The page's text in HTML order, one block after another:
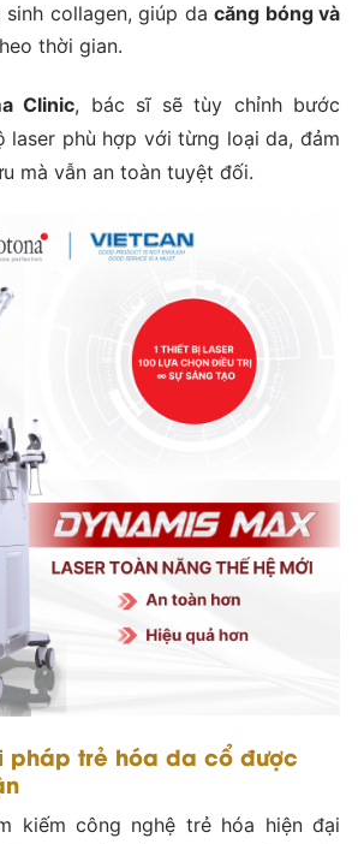
sinh collagen, giúp dacăng bóng và
thời gian.
Clinic, bác sĩ sẽ tùy chỉnh bước
laser phù hợp với từng loại da, đảm
mà vẫn an toàn tuyệt đối.
pháp trẻ hóa da cổ được
kiếm công nghệ trẻ hóa hiện đại